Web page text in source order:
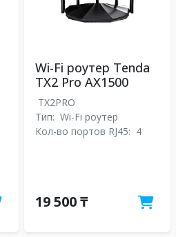
Wi-Fi роутер Tenda
TX2 Pro АX1500
TX2PRO
Тип: Wi-Fi роутер
Кол-во портов RJ45: 4
19 500 ₸